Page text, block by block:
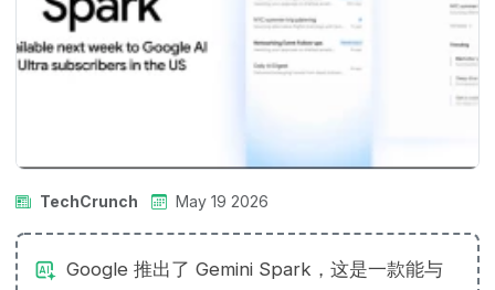
TechCrunch May 19 2026
Google 推出了 Gemini Spark，这是一款能与